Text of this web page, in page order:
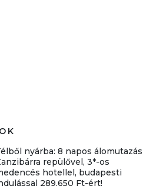
nyárba: 8 napos álomutazás
repülővel, 3*-os
hotellel, budapesti
289.650 Ft-ért!